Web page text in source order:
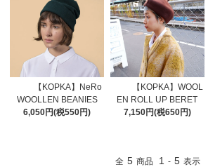
【KOPKA】NeRo
WOOLLEN BEANIES
6,050円(税550円)
【KOPKA】WOOL
EN ROLL UP BERET
7,150円(税650円)
全 5 商品 1 - 5 表示